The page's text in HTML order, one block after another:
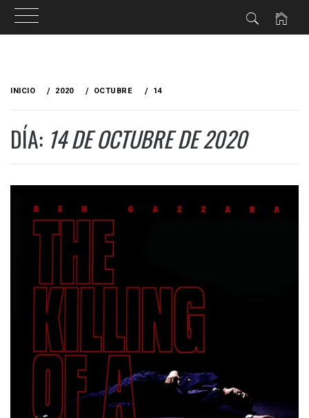
INICIO 2020 OCTUBRE 14
DÍA: 14 DE OCTUBRE DE 2020